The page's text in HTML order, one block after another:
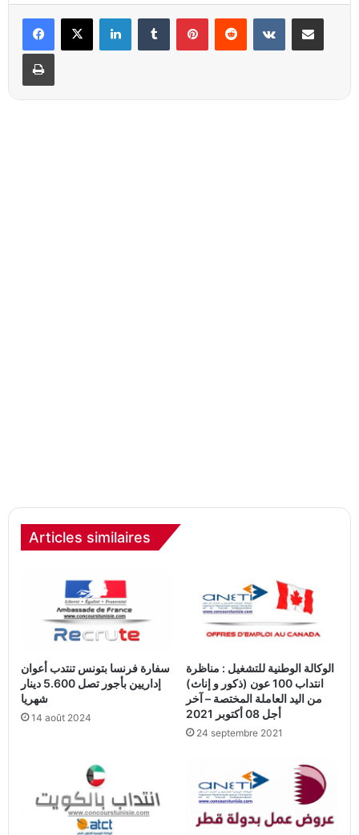
LinkedinTumblr PinterestReddit VKontaktePartager par email
Imprimer
Articles similaires
سفارة فرنسا بتونس تنتدب أعوان
إداريين بأجور تصل 5.600 دينار
شهريا
14 août 2024
الوكالة الوطنية للتشغيل : مناظرة
انتداب 100 عون (ذكور و إناث)
من اليد العاملة المختصة – آخر
أجل 08 أكتوبر 2021
24 septembre 2021